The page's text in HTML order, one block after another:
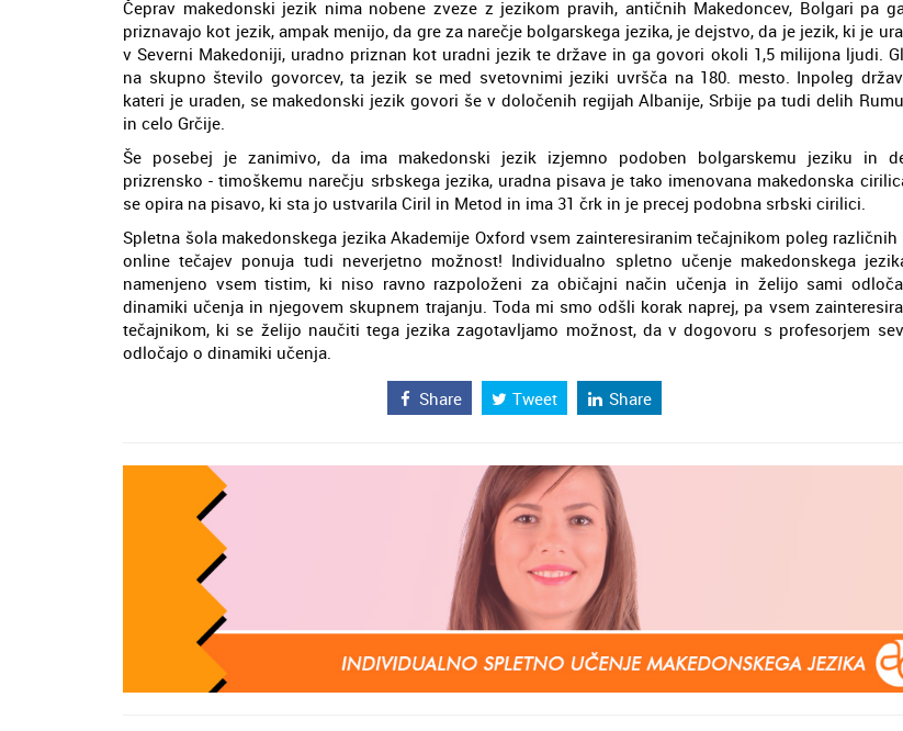
Čeprav makedonski jezik nima nobene zveze z jezikom pravih, antičnih Makedoncev, Bolgari pa
priznavajo kot jezik, ampak menijo, da gre za narečje bolgarskega jezika, je dejstvo, da je jezik, ki je
v Severni Makedoniji, uradno priznan kot uradni jezik te države in ga govori okoli 1,5 milijona ljudi.
na skupno število govorcev, ta jezik se med svetovnimi jeziki uvršča na 180. mesto. Inpoleg
kateri je uraden, se makedonski jezik govori še v določenih regijah Albanije, Srbije pa tudi delih
in celo Grčije.
Še posebej je zanimivo, da ima makedonski jezik izjemno podoben bolgarskemu jeziku in
prizrensko - timoškemu narečju srbskega jezika, uradna pisava je tako imenovana makedonska
se opira na pisavo, ki sta jo ustvarila Ciril in Metod in ima 31 črk in je precej podobna srbski cirilici.
Spletna šola makedonskega jezika Akademije Oxford vsem zainteresiranim tečajnikom poleg različnih
online tečajev ponuja tudi neverjetno možnost! Individualno spletno učenje makedonskega
namenjeno vsem tistim, ki niso ravno razpoloženi za običajni način učenja in želijo sami
dinamiki učenja in njegovem skupnem trajanju. Toda mi smo odšli korak naprej, pa vsem
tečajnikom, ki se želijo naučiti tega jezika zagotavljamo možnost, da v dogovoru s profesorjem
odločajo o dinamiki učenja.
Share Tweet Share